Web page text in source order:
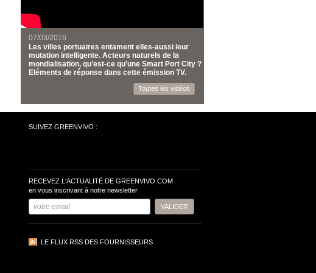
07/03/2016
Les villes portuaires entament elles-aussi leur
mutation intelligente. Acteurs naturels de la
mondialisation, qu’est-ce qu’une Smart Port City ?
Eléments de réponse dans cette émission TV.
Toutes les vidéos
SUIVEZ GREENVIVO :
RECEVEZ L'ACTUALITÉ DE GREENVIVO.COM
en vous inscrivant à notre newsletter
LE FLUX RSS DES FOURNISSEURS